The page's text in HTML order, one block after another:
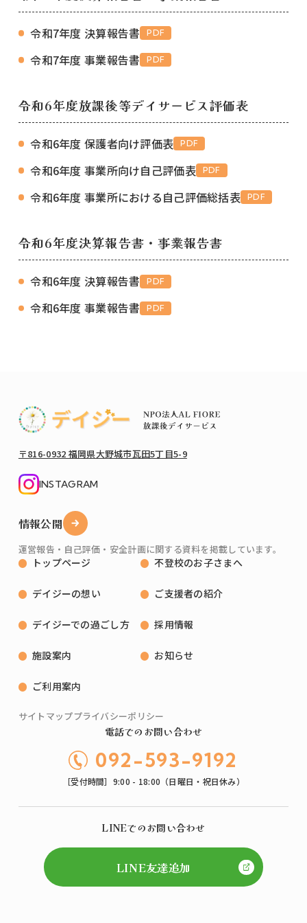
令和7年度 決算報告書 PDF
令和7年度 事業報告書 PDF
令和6年度放課後等デイサービス評価表
令和6年度 保護者向け評価表 PDF
令和6年度 事業所向け自己評価表 PDF
令和6年度 事業所における自己評価総括表 PDF
令和6年度決算報告書・事業報告書
令和6年度 決算報告書 PDF
令和6年度 事業報告書 PDF
〒816-0932 福岡県大野城市瓦田5丁目5-9
INSTAGRAM
情報公開
運営報告・自己評価・安全計画に関する資料を掲載しています。
トップページ
デイジーの想い
デイジーでの過ごし方
施設案内
ご利用案内
不登校のお子さまへ
ご支援者の紹介
採用情報
お知らせ
サイトマッププライバシーポリシー
電話でのお問い合わせ
092-593-9192
［受付時間］9:00 - 18:00（日曜日・祝日休み）
LINEでのお問い合わせ
LINE友達追加